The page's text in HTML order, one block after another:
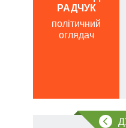
РАДЧУК
політичний
оглядач